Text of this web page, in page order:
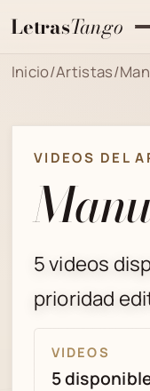
LetrasTango
Inicio/Artistas/
VIDEOS DEL
5 videos
prioridad
VIDEOS
5